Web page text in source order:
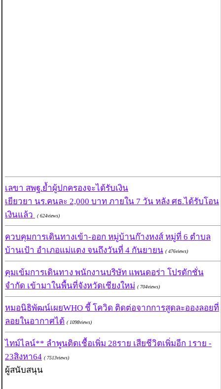
เลขา สพฐ.ย้ำผู้ปกครองจะได้รับเงิน
เยียวยา นร.คนละ 2,000 บาท ภายใน 7 วัน หลัง ศธ.ได้รับโอน
เงินแล้ว
( 624views)
ควบคุมการเดินทางเข้า-ออก หมู่บ้านก๊างหงส์ หมู่ที่ 6 ตำบล
บ้านเป้า อำเภอแม่แตง จนถึงวันที่ 4 กันยายน ( 476views)
คุมเข้มการเดินทาง พนักงานบริษัท แพนดอร่า โปรดักชั่น
จำกัด เข้ามาในพื้นที่จังหวัดเชียงใหม่ ( 704views)
หมอนิธิพัฒน์เผยWHO ชี้ โควิด ติดต่อจากการสูดละอองลอยที่
ลอยในอากาศได้ ( 1098views)
ไทม์ไลน์** ลำพูนติดเชื้อเพิ่ม 28ราย เสียชีวิตเพิ่มอีก 1ราย -
23สิงหา64 ( 7513views)
ผู้สนับสนุน